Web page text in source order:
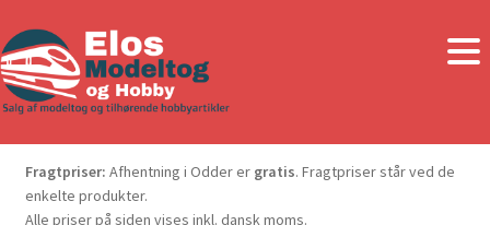
Fragtpriser: Afhentning i Odder er gratis. Fragtpriser står ved de
enkelte produkter.
Alle priser på siden vises inkl. dansk moms.